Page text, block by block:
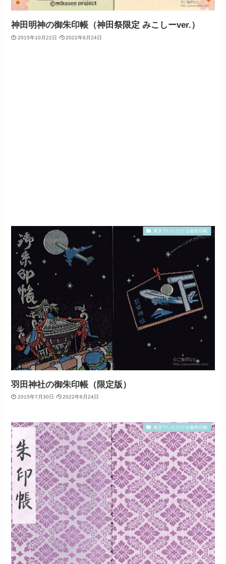
神田明神の御朱印帳（神田祭限定 みこしーver.）
2015年10月22日 2022年6月24日
東京でいただける御朱印帳
羽田神社の御朱印帳（限定版）
2015年7月30日 2022年6月24日
東京でいただける御朱印帳